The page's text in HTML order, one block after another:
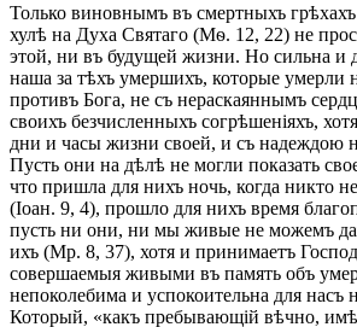
Только виновнымъ въ смертныхъ
хулѣ на Духа Святаго (Мѳ. 12, 22) не
этой, ни въ будущей жизни. Но сильна и
наша за тѣхъ умершихъ, которые умерли
противъ Бога, не съ нераскаяннымъ
своихъ безчисленныхъ согрѣшеніяхъ,
дни и часы жизни своей, и съ надеждою
Пусть они на дѣлѣ не могли показать
что пришла для нихъ ночь, когда никто
(Іоан. 9, 4), прошло для нихъ время
пусть ни они, ни мы живые не можемъ
ихъ (Мр. 8, 37), хотя и принимаетъ
совершаемыя живыми въ память объ
непоколебима и успокоительна для насъ
Который, «какъ пребывающій вѣчно,